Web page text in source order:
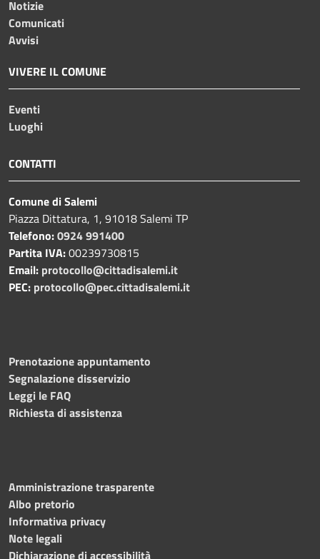
Notizie
Comunicati
Avvisi
VIVERE IL COMUNE
Eventi
Luoghi
CONTATTI
Comune di Salemi
Piazza Dittatura, 1, 91018 Salemi TP
Telefono:0924 991400
Partita IVA:00239730815
Email: protocollo@cittadisalemi.it
PEC: protocollo@pec.cittadisalemi.it
Prenotazione appuntamento
Segnalazione disservizio
Leggi le FAQ
Richiesta di assistenza
Amministrazione trasparente
Albo pretorio
Informativa privacy
Note legali
Dichiarazione di accessibilità